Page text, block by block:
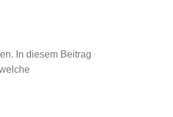
In diesem Beitrag